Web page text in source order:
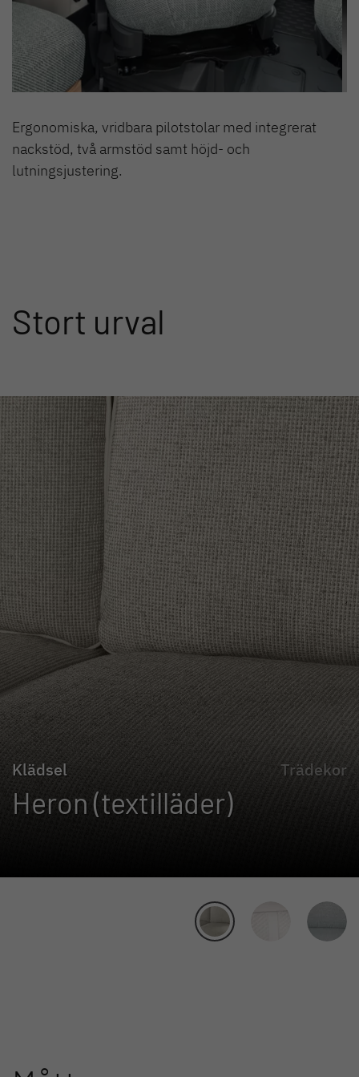
Ergonomiska, vridbara pilotstolar med integrerat
nackstöd, två armstöd samt höjd- och
lutningsjustering.
Stort urval
Heron (textilläder)
Klädsel Trädekor